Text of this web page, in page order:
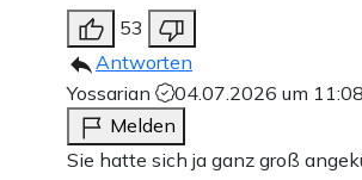
53
Antworten
Yossarian
04.07.2026 um
Melden
Sie hatte sich ja ganz groß